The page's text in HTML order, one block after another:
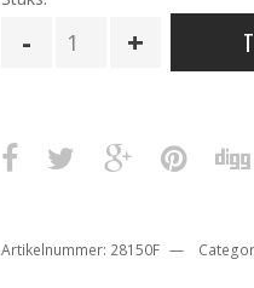
Bordjes
Stopbord
aantal
Artikelnummer: 28150F